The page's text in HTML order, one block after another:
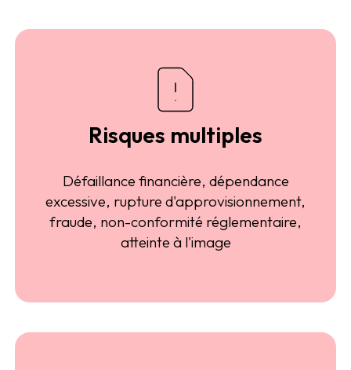
Risques multiples
Défaillance financière, dépendance
excessive, rupture d'approvisionnement,
fraude, non-conformité réglementaire,
atteinte à l'image